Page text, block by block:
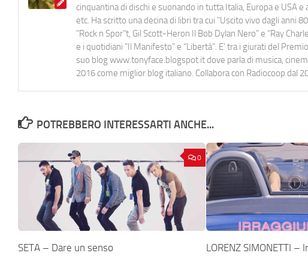
cinquantina di dischi e suonando in tutta Italia, Europa e USA
etc. Ha scritto una decina di libri tra cui "Uscito vivo dagli anni
"Rock n Spor"t, Gil Scott-Heron Il Bob Dylan Nero" e "Ray
e i quotidiani “Il Manifesto” e “Libertà”. E' tra i giurati del
suo blog www.tonyface.blogspot.it dove parla di musica,
2016 come miglior blog italiano. Collabora con Radiocoop dal
POTREBBERO INTERESSARTI ANCHE...
0
SETA – Dare un senso LORENZ SIMONETTI –